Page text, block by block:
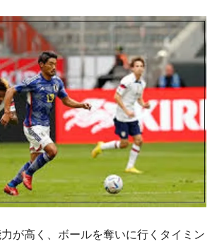
が高く、ボールを奪いに行くタイミン